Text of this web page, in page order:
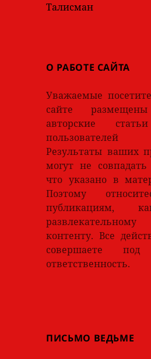
Талисман
О РАБОТЕ САЙТА
Уважаемые
сайте
авторские
Результаты ваших
могут не
что указано в
Поэтому
публикациям,
развлекательному
контенту. Все
совершаете
ответственность.
ПИСЬМО ВЕДЬМЕ